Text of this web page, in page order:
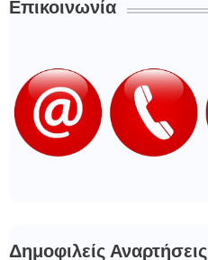
Επικοινωνία
Δημοφιλείς Αναρτήσεις